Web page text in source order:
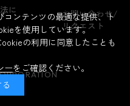
よくあるお問い合わせ
に
お問い合わせ/
リクエスト
ンテンツの最適な提供、ト
を使用しています。
の利用に同意したことも
ーをご確認ください。